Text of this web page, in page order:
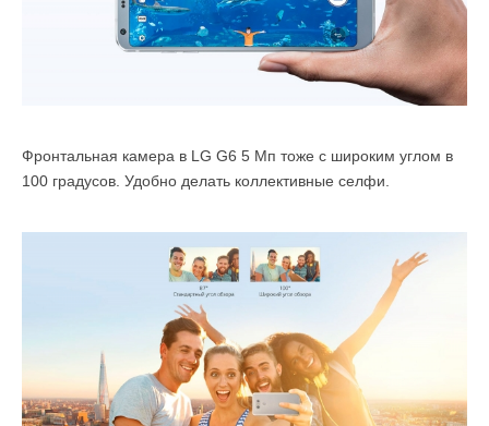
Фронтальная камера в LG G6 5 Мп тоже с широким углом в
100 градусов. Удобно делать коллективные селфи.